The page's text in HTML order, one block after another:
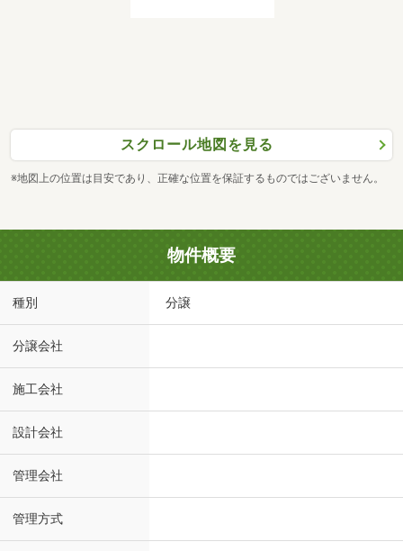
スクロール地図を見る
※地図上の位置は目安であり、正確な位置を保証するものではございません。
物件概要
種別 分譲
分譲会社
施工会社
設計会社
管理会社
管理方式